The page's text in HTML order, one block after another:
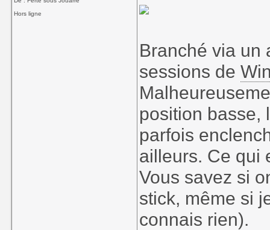
Hors ligne
Branché via un
sessions de
position basse,
parfois
ailleurs. Ce qui
Vous savez si
stick, même si
connais rien).